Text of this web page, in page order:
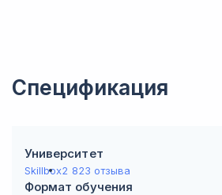
Спецификация
Университет
Skillbox2 823 отзыва
Формат обучения